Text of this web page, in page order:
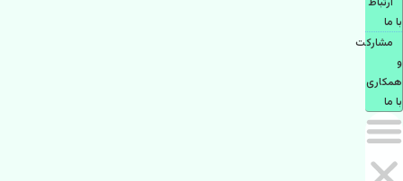
با ما
مشاركت
و
همكاری
با ما